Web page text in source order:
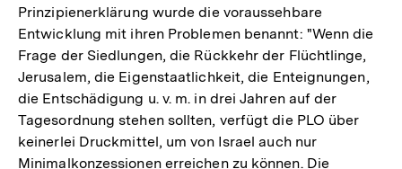
Prinzipienerklärung wurde die voraussehbare
Entwicklung mit ihren Problemen benannt: "Wenn die
Frage der Siedlungen, die Rückkehr der Flüchtlinge,
Jerusalem, die Eigenstaatlichkeit, die Enteignungen,
die Entschädigung u. v. m. in drei Jahren auf der
Tagesordnung stehen sollten, verfügt die PLO über
keinerlei Druckmittel, um von Israel auch nur
Minimalkonzessionen erreichen zu können. Die